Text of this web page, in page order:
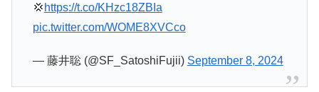
💢 https://t.co/KHzc18ZBIa
pic.twitter.com/WOME8XVCco
— 藤井聡 (@SF_SatoshiFujii) September 8, 2024